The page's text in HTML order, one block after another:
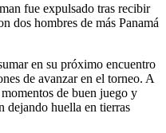
fue expulsado tras recibir
dos hombres de más Panamá
en su próximo encuentro
de avanzar en el torneo. A
de buen juego y
dejando huella en tierras